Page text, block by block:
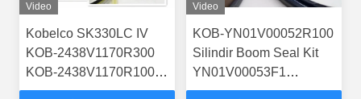
Video
Kobelco SK330LC IV
KOB-2438V1170R300
KOB-2438V1170R100
için 2438U1170F2 Boom
Video
KOB-YN01V00052R100
Silindir Boom Seal Kit
YN01V00053F1
YN01V00053F2